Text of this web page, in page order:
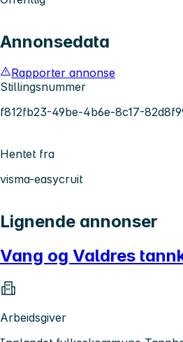
Annonsedata
Rapporter annonse
Stillingsnummer
f812fb23-49be-4b6e-8c17-
Hentet fra
visma-easycruit
Lignende annonser
Vang og Valdres
Arbeidsgiver